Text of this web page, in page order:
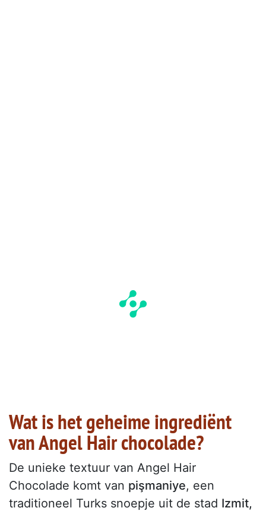
Wat is het geheime ingrediënt
van Angel Hair chocolade?
De unieke textuur van Angel Hair
Chocolade komt van pişmaniye, een
traditioneel Turks snoepje uit de stad Izmit,